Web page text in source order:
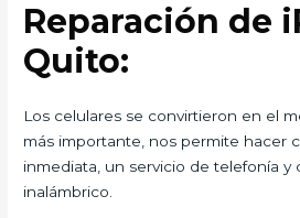
Reparación de
Quito:
Los celulares se convirtieron en el
más importante, nos permite hacer
inmediata, un servicio de telefonía y
inalámbrico.